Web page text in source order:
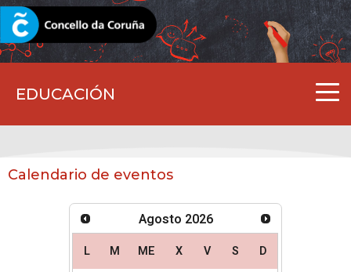
EDUCACIÓN
CORUNA.GAL
Calendario de eventos
Agosto 2026
L M ME X V S
D